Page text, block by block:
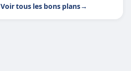
Voir tous les bons plans→